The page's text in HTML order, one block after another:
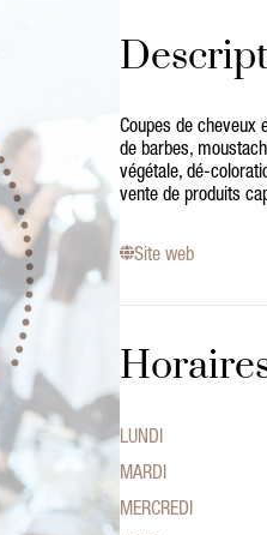
Coupes de cheveux
de barbes,
végétale, dé-
vente de produits
Site web
LUNDI
MARDI
MERCREDI